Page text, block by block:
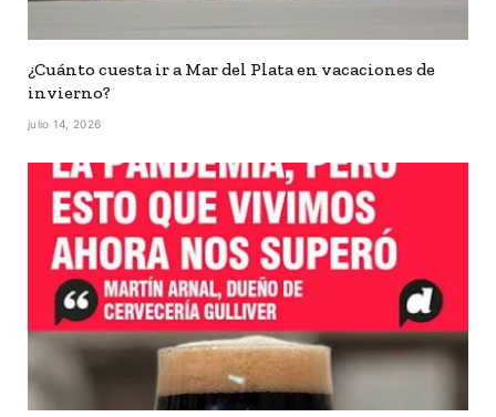
¿Cuánto cuesta ir a Mar del Plata en vacaciones de
invierno?
julio 14, 2026